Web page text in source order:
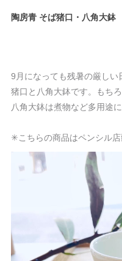
陶房青 そば猪口・八角大鉢
9月になっても残暑の厳し
猪口と八角大鉢です。もち
八角大鉢は煮物など多用途に
✳︎こちらの商品はペンシル店